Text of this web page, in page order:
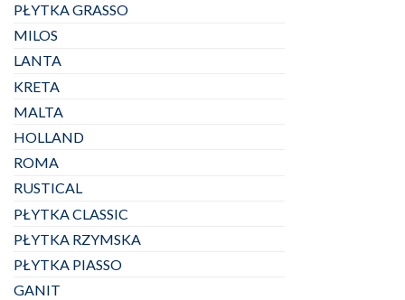
PŁYTKA GRASSO
MILOS
LANTA
KRETA
MALTA
HOLLAND
ROMA
RUSTICAL
PŁYTKA CLASSIC
PŁYTKA RZYMSKA
PŁYTKA PIASSO
GANIT